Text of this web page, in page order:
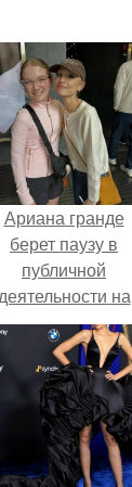
Ариана гранде
берет паузу в
публичной
на
фоне слухов о
здоровье.